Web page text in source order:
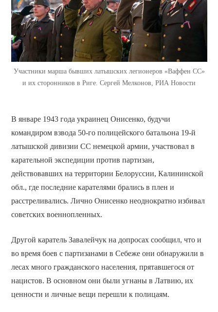
Участники марша бывших латышских легионеров «Ваффен СС»
и их сторонников в Риге. Сергей Мелконов, РИА Новости
В январе 1943 года украинец Онисенко, будучи
командиром взвода 50-го полицейского батальона 19-й
латышской дивизии СС немецкой армии, участвовал в
карательной экспедиции против партизан,
действовавших на территории Белоруссии, Калининской
обл., где последние карателями брались в плен и
расстреливались. Лично Онисенко неоднократно избивал
советских военнопленных.
Другой каратель Завалейчук на допросах сообщил, что и
во время боев с партизанами в Себеже они обнаружили в
лесах много гражданского населения, прятавшегося от
нацистов. В основном они были угнаны в Латвию, их
ценности и личные вещи перешли к полицаям.